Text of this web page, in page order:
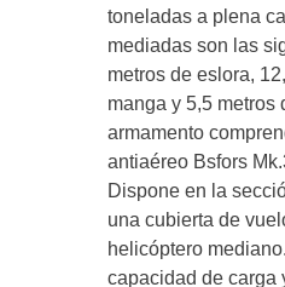
toneladas a plena
mediadas son las
metros de eslora,
manga y 5,5 metros
armamento
antiaéreo Bsfors
Dispone en la
una cubierta de
helicóptero
capacidad de carga